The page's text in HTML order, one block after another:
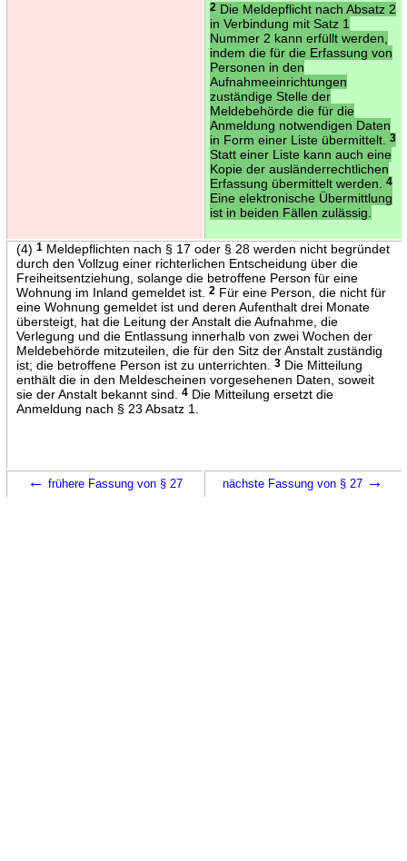
2Die Meldepflicht nach Absatz 2
in Verbindung mit Satz 1
Nummer 2 kann erfüllt werden,
indem die für die Erfassung von
Personen in den
Aufnahmeeinrichtungen
zuständige Stelle der
Meldebehörde die für die
Anmeldung notwendigen Daten
in Form einer Liste übermittelt.
3
Statt einer Liste kann auch eine
Kopie der ausländerrechtlichen
Erfassung übermittelt werden.
4
Eine elektronische Übermittlung
ist in beiden Fällen zulässig.
(4) 1Meldepflichten nach § 17 oder § 28 werden nicht begründet
durch den Vollzug einer richterlichen Entscheidung über die
Freiheitsentziehung, solange die betroffene Person für eine
Wohnung im Inland gemeldet ist.
2Für eine Person, die nicht für
eine Wohnung gemeldet ist und deren Aufenthalt drei Monate
übersteigt, hat die Leitung der Anstalt die Aufnahme, die
Verlegung und die Entlassung innerhalb von zwei Wochen der
Meldebehörde mitzuteilen, die für den Sitz der Anstalt zuständig
ist; die betroffene Person ist zu unterrichten.
3Die Mitteilung
enthält die in den Meldescheinen vorgesehenen Daten, soweit
sie der Anstalt bekannt sind.
4Die Mitteilung ersetzt die
Anmeldung nach § 23 Absatz 1.
← frühere Fassung von § 27 nächste Fassung von § 27 →